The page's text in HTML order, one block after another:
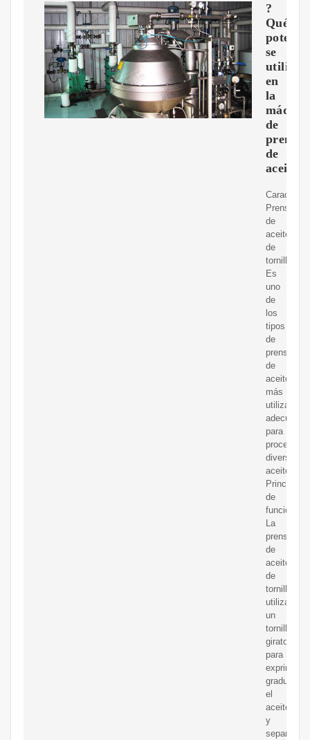
?
Qué
se
utiliza
en
la
de
de
aceite
Prensa
de
aceite
de
tornillo
Es
uno
de
los
tipos
de
prensas
de
aceite
más
utilizados,
adecuado
para
procesar
diversos
aceites.
Principio
de
La
prensa
de
aceite
de
tornillo
utiliza
un
tornillo
giratorio
para
exprimir
el
aceite
y
separa